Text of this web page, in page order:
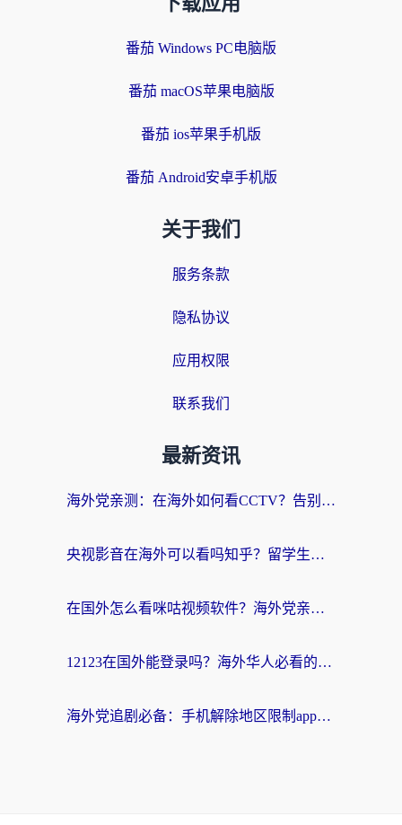
番茄 Windows PC电脑版
番茄 macOS苹果电脑版
番茄 ios苹果手机版
番茄 Android安卓手机版
关于我们
服务条款
隐私协议
应用权限
联系我们
最新资讯
海外党亲测：在海外如何看CCTV？告别“仅限大陆播放”的实用指南
央视影音在海外可以看吗知乎？留学生亲测：3步解决地域限制+追剧自由
在国外怎么看咪咕视频软件？海外党亲测有效的回国加速方案
12123在国外能登录吗？海外华人必看的回国加速实用指南
海外党追剧必备：手机解除地区限制app怎么选？解决央视视频&国内剧地区限制全指南